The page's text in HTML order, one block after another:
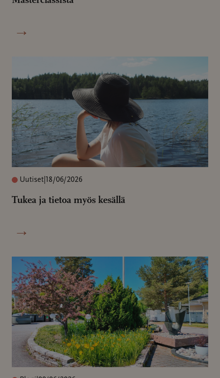
→
Uutiset 18/06/2026
Tukea ja tietoa myös kesällä
→